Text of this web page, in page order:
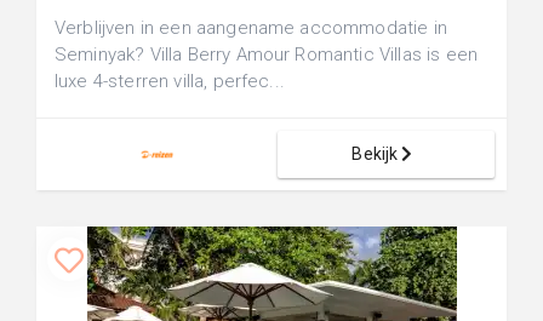
Verblijven in een aangename accommodatie in
Seminyak? Villa Berry Amour Romantic Villas is een
luxe 4-sterren villa, perfec...
Bekijk